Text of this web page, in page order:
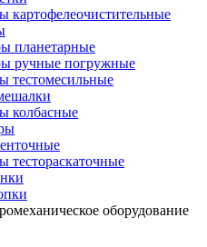
планетарные
ручные погружные
тестомесильные
колбасные
оборудование